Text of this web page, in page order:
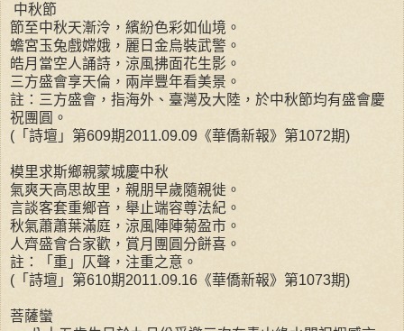
中秋節
節至中秋天漸泠，繽紛色彩如仙境。
蟾宮玉兔戲嫦娥，麗日金烏裝武警。
皓月當空人誦詩，涼風拂面花生影。
三方盛會享天倫，兩岸豐年看美景。
註：三方盛會，指海外、臺灣及大陸，於中秋節均有盛會慶
祝團圓。
(「詩壇」第609期2011.09.09《華僑新報》第1072期)
模里求斯鄉親蒙城慶中秋
氣爽天高思故里，親朋早歲隨親徙。
言談客套重鄉音，舉止端容尊法紀。
秋氣蕭蕭葉滿庭，涼風陣陣菊盈市。
人齊盛會合家歡，賞月團圓分餅喜。
註：「重」仄聲，注重之意。
(「詩壇」第610期2011.09.16《華僑新報》第1073期)
菩薩蠻